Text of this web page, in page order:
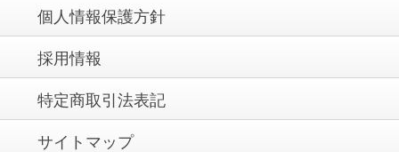
個人情報保護方針
採用情報
特定商取引法表記
サイトマップ